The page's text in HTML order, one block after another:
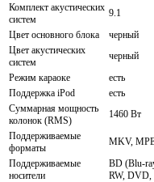
Комплект акустических
систем
9.1
Цвет основного блока
черный
Цвет акустических
систем
черный
Режим караоке
есть
Поддержка iPod
есть
Суммарная мощность
колонок (RMS)
1460 Вт
Поддерживаемые
форматы
MKV,
Поддерживаемые
носители
BD (Blu-
RW,